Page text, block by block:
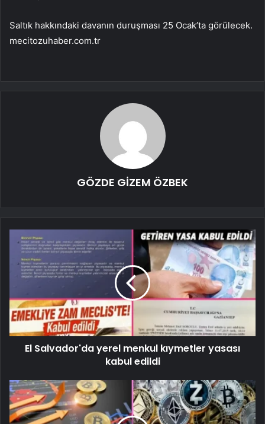
Saltık hakkındaki davanın duruşması 25 Ocak’ta görülecek.
mecitozuhaber.com.tr
GÖZDE GİZEM ÖZBEK
El Salvador'da yerel menkul kıymetler yasası
kabul edildi